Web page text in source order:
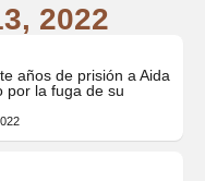
2022
años de prisión a Aida
por la fuga de su